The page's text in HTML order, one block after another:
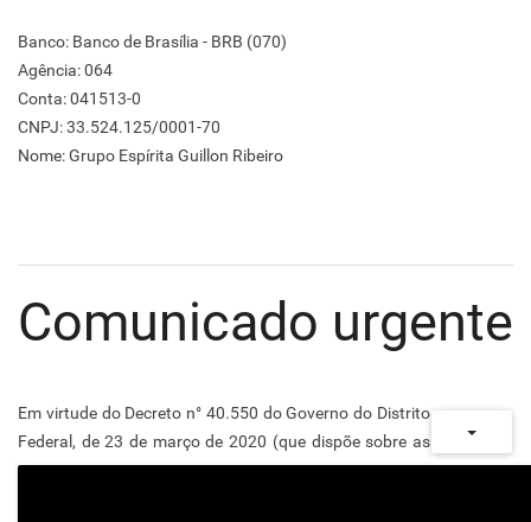
Banco: Banco de Brasília - BRB (070)
Agência: 064
Conta: 041513-0
CNPJ: 33.524.125/0001-70
Nome: Grupo Espírita Guillon Ribeiro
Comunicado urgente
Em virtude do Decreto n° 40.550 do Governo do Distrito
Federal, de 23 de março de 2020 (que dispõe sobre as